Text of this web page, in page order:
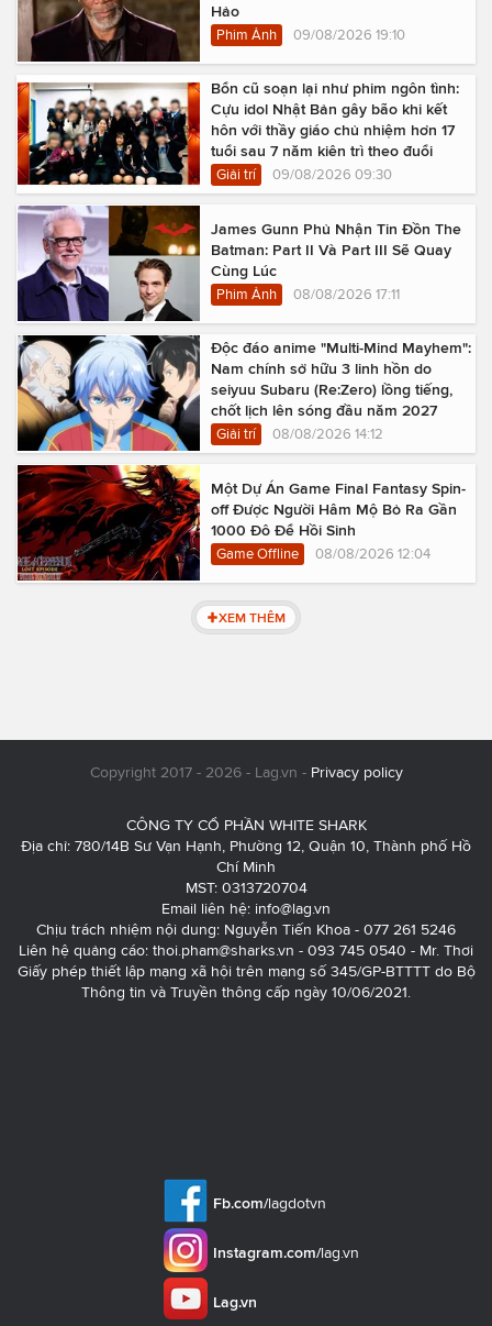
Hảo
Phim Ảnh 09/08/2026 19:10
Bổn cũ soạn lại như phim ngôn tình:
Cựu idol Nhật Bản gây bão khi kết
hôn với thầy giáo chủ nhiệm hơn 17
tuổi sau 7 năm kiên trì theo đuổi
Giải trí 09/08/2026 09:30
James Gunn Phủ Nhận Tin Đồn The
Batman: Part II Và Part III Sẽ Quay
Cùng Lúc
Phim Ảnh 08/08/2026 17:11
Độc đáo anime "Multi-Mind Mayhem":
Nam chính sở hữu 3 linh hồn do
seiyuu Subaru (Re:Zero) lồng tiếng,
chốt lịch lên sóng đầu năm 2027
Giải trí 08/08/2026 14:12
Một Dự Án Game Final Fantasy Spin-
off Được Người Hâm Mộ Bỏ Ra Gần
1000 Đô Để Hồi Sinh
Game Offline 08/08/2026 12:04
XEM THÊM
Copyright 2017 - 2026 - Lag.vn - Privacy policy
CÔNG TY CỔ PHẦN WHITE SHARK
Địa chỉ: 780/14B Sư Vạn Hạnh, Phường 12, Quận 10, Thành phố Hồ
Chí Minh
MST: 0313720704
Email liên hệ: info@lag.vn
Chịu trách nhiệm nội dung: Nguyễn Tiến Khoa - 077 261 5246
Liên hệ quảng cáo: thoi.pham@sharks.vn - 093 745 0540 - Mr. Thơi
Giấy phép thiết lập mạng xã hội trên mạng số 345/GP-BTTTT do Bộ
Thông tin và Truyền thông cấp ngày 10/06/2021.
Fb.com/lagdotvn
Instagram.com/lag.vn
Lag.vn